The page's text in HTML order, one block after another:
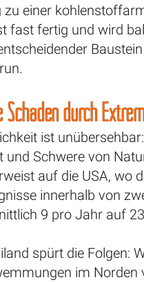
zu einer
fast fertig und wird
Schäden durch
ist
und Schwere von
auf die USA, wo
innerhalb von
9 pro Jahr auf
spürt die Folgen:
im Norden